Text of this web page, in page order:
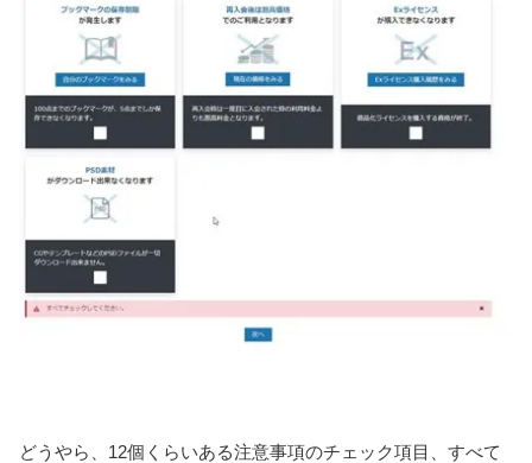
どうやら、12個くらいある注意事項のチェック項目、すべて